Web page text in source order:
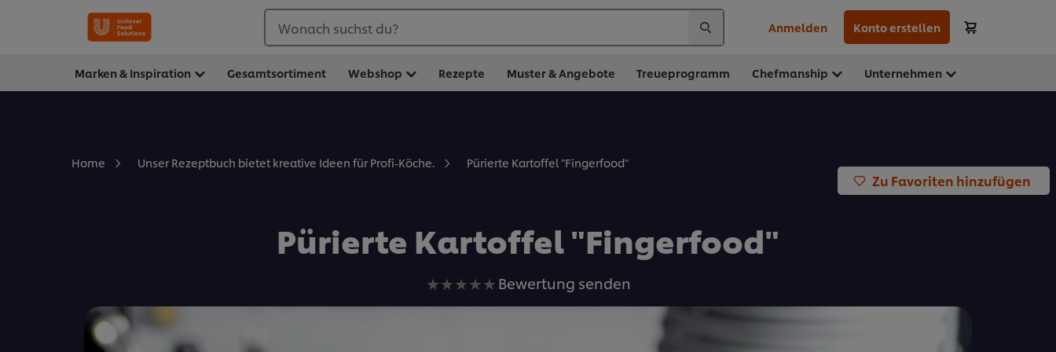
Wonach suchst du? Anmelden Konto erstellen
Marken & Inspiration Gesamtsortiment Webshop Rezepte Muster & Angebote Treueprogramm Chefmanship Unternehmen
Home Unser Rezeptbuch bietet kreative Ideen für Profi-Köche. Pürierte Kartoffel "Fingerfood"
Zu Favoriten hinzufügen
Pürierte Kartoffel "Fingerfood"
Keine
Bewertungen
Bewertung senden